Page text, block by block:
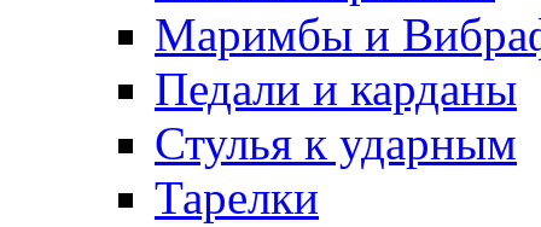
Маримбы и
Педали и карданы
Стулья к ударным
Тарелки